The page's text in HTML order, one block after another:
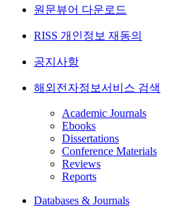
원문뷰어 다운로드
RISS 개인정보 재동의
공지사항
해외전자정보서비스 검색
Academic Journals
Ebooks
Dissertations
Conference Materials
Reviews
Reports
Databases & Journals